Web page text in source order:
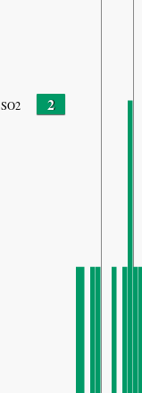
SO2 2